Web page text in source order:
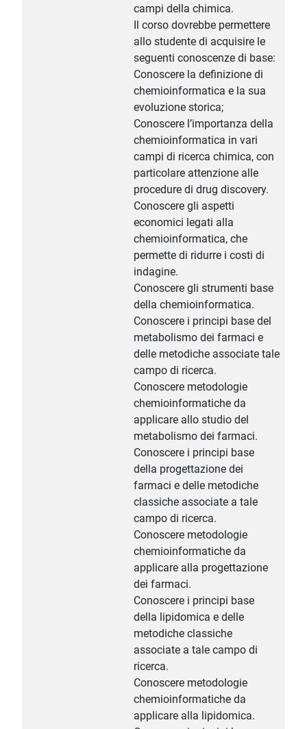
campi della chimica.
Il corso dovrebbe permettere
allo studente di acquisire le
seguenti conoscenze di base:
Conoscere la definizione di
chemioinformatica e la sua
evoluzione storica;
Conoscere l’importanza della
chemioinformatica in vari
campi di ricerca chimica, con
particolare attenzione alle
procedure di drug discovery.
Conoscere gli aspetti
economici legati alla
chemioinformatica, che
permette di ridurre i costi di
indagine.
Conoscere gli strumenti base
della chemioinformatica.
Conoscere i principi base del
metabolismo dei farmaci e
delle metodiche associate tale
campo di ricerca.
Conoscere metodologie
chemioinformatiche da
applicare allo studio del
metabolismo dei farmaci.
Conoscere i principi base
della progettazione dei
farmaci e delle metodiche
classiche associate a tale
campo di ricerca.
Conoscere metodologie
chemioinformatiche da
applicare alla progettazione
dei farmaci.
Conoscere i principi base
della lipidomica e delle
metodiche classiche
associate a tale campo di
ricerca.
Conoscere metodologie
chemioinformatiche da
applicare alla lipidomica.